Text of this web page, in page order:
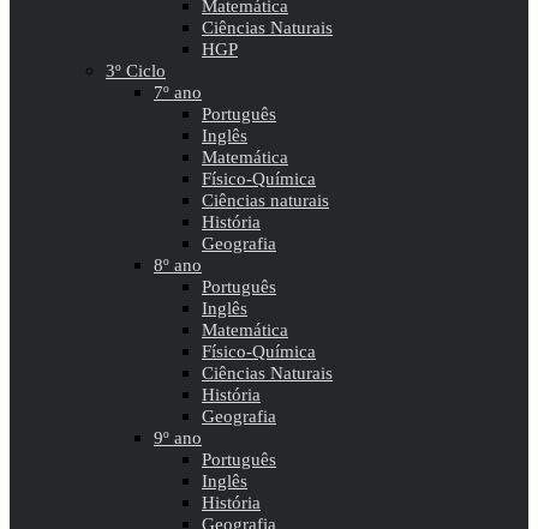
Matemática
Ciências Naturais
HGP
3º Ciclo
7º ano
Português
Inglês
Matemática
Físico-Química
Ciências naturais
História
Geografia
8º ano
Português
Inglês
Matemática
Físico-Química
Ciências Naturais
História
Geografia
9º ano
Português
Inglês
História
Geografia